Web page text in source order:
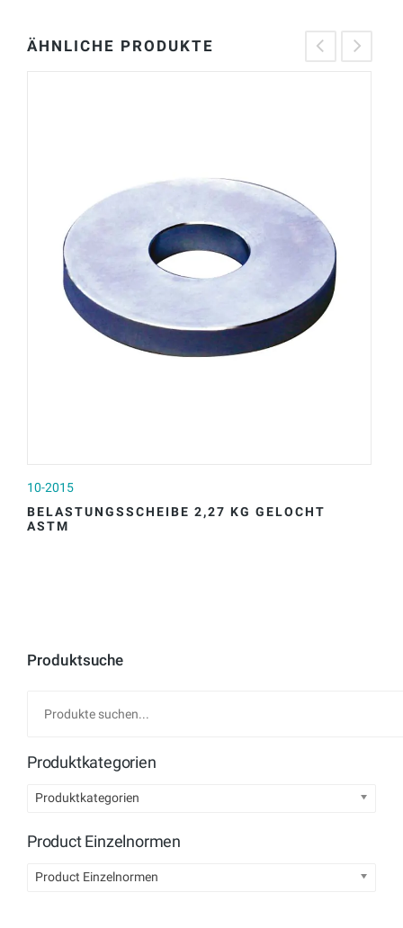
ÄHNLICHE PRODUKTE
10-2015
BELASTUNGSSCHEIBE 2,27 KG GELOCHT
ASTM
Produktsuche
Produktkategorien
Produktkategorien
Product Einzelnormen
Product Einzelnormen